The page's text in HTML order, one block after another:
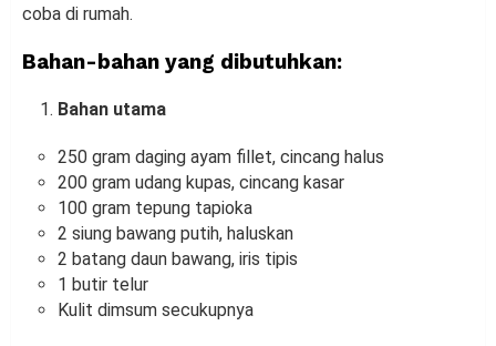
coba di rumah.
Bahan-bahan yang dibutuhkan:
Bahan utama
250 gram daging ayam fillet, cincang halus
200 gram udang kupas, cincang kasar
100 gram tepung tapioka
2 siung bawang putih, haluskan
2 batang daun bawang, iris tipis
1 butir telur
Kulit dimsum secukupnya